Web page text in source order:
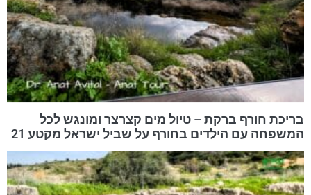
בריכת חורף ברקת – טיול מים קצרצר ומונגש לכל
המשפחה עם הילדים בחורף על שביל ישראל מקטע 21